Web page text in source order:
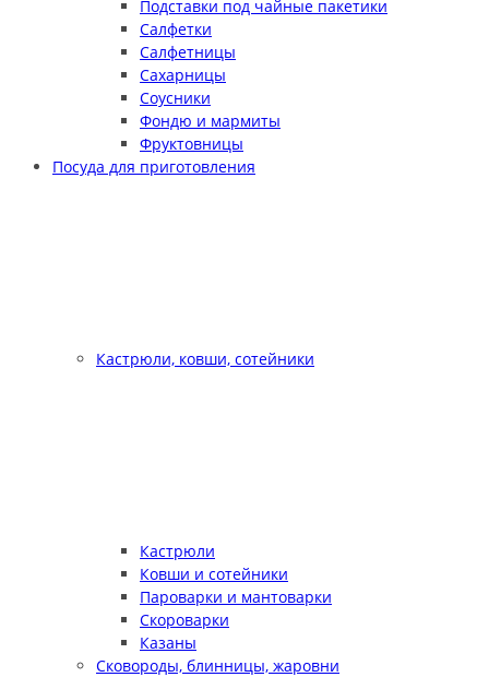
Подставки под чайные пакетики
Салфетки
Салфетницы
Сахарницы
Соусники
Фондю и мармиты
Фруктовницы
Посуда для приготовления
Кастрюли, ковши, сотейники
Кастрюли
Ковши и сотейники
Пароварки и мантоварки
Скороварки
Казаны
Сковороды, блинницы, жаровни